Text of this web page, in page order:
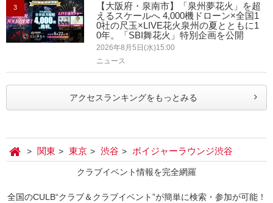
3
【大阪府・泉南市】「泉州夢花火」を超
えるスケールへ 4,000機ドローン×全国1
0社の尺玉×LIVE花火泉州の夏とともに1
0年。「SBI舞花火」特別企画を公開
2026年8月5日(水)15:00
ニュース
アクセスランキングをもっとみる
関東 東京 渋谷 ボイジャーラウンジ渋谷
クラブイベント情報を完全網羅
全国のCULB“クラブ＆クラブイベント”が簡単に検索・参加が可能！